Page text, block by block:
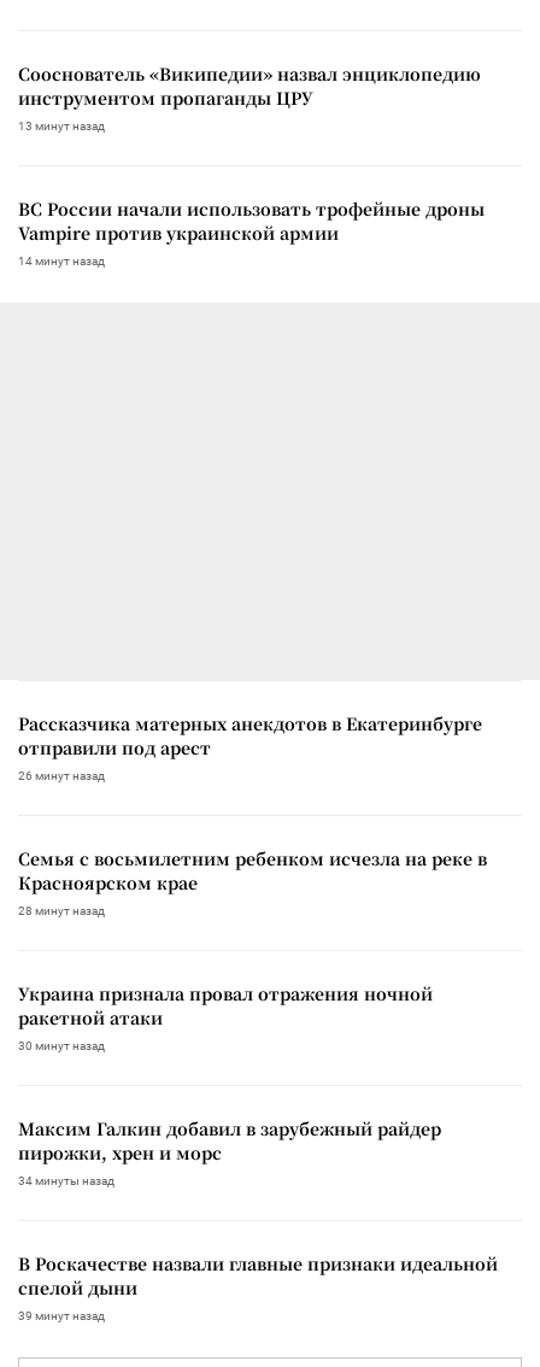
Сооснователь «Википедии» назвал энциклопедию
инструментом пропаганды ЦРУ
13 минут назад
ВС России начали использовать трофейные дроны
Vampire против украинской армии
14 минут назад
Рассказчика матерных анекдотов в Екатеринбурге
отправили под арест
26 минут назад
Семья с восьмилетним ребенком исчезла на реке в
Красноярском крае
28 минут назад
Украина признала провал отражения ночной
ракетной атаки
30 минут назад
Максим Галкин добавил в зарубежный райдер
пирожки, хрен и морс
34 минуты назад
В Роскачестве назвали главные признаки идеальной
спелой дыни
39 минут назад